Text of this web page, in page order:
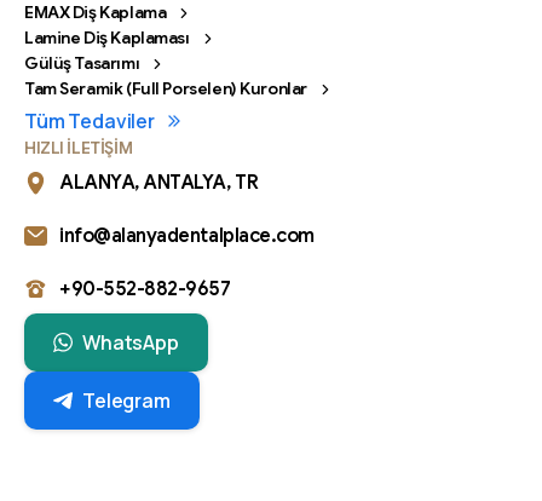
EMAX Diş Kaplama
Lamine Diş Kaplaması
Gülüş Tasarımı
Tam Seramik (Full Porselen) Kuronlar
Tüm Tedaviler
HIZLI İLETİŞİM
ALANYA, ANTALYA, TR
info@alanyadentalplace.com
+90-552-882-9657
WhatsApp
Telegram